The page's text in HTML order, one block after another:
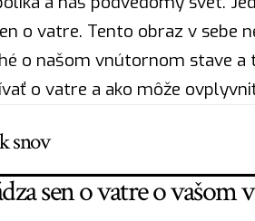
o vatre. Tento obraz v sebe
o našom vnútornom stave a
o vatre a ako môže
snov
sen o vatre o vašom